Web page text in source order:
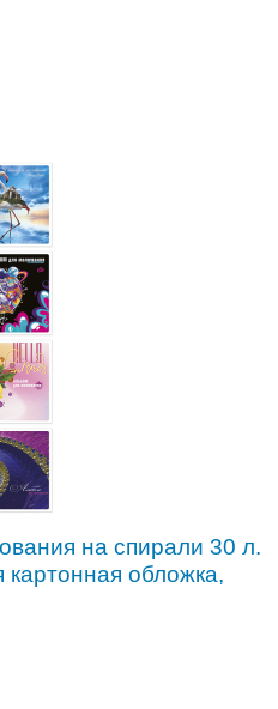
на спирали 30 л.
картонная обложка,